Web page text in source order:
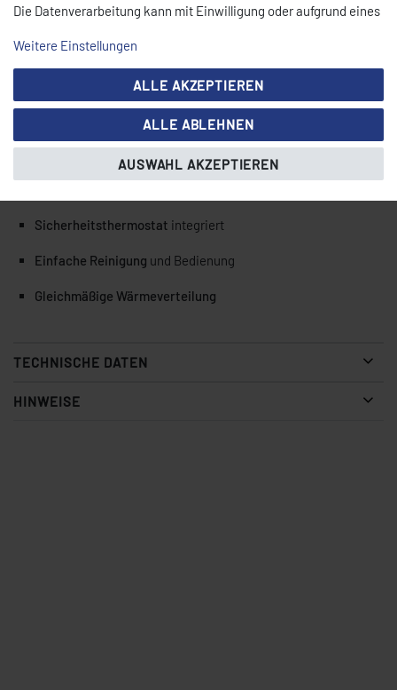
Ausführung:Elektrogerät / Standgerät
, mit Sammelrinne & Abflussöffnung
stufenlos regulierbar
Sicherheitsthermostat integriert
Einfache Reinigung und Bedienung
Gleichmäßige Wärmeverteilung
TECHNISCHE DATEN
HINWEISE
Die Datenverarbeitung kann mit Einwilligung oder aufgrund eines
oder abgelehnt werden. Es besteht das Recht, nicht einzuwilligen
und die Einwilligung zu einem späteren Zeitpunkt zu ändern oder
zu widerrufen. Beachten Sie unserImpressum
Hinweise zur Verwendung personenbezogener Daten in unserer
Weitere Einstellungen
ALLE AKZEPTIEREN
ALLE ABLEHNEN
AUSWAHL AKZEPTIEREN